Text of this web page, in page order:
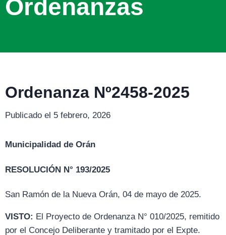
Ordenanzas
Ordenanza Nº2458-2025
Publicado el 5 febrero, 2026
Municipalidad de Orán
RESOLUCIÓN N° 193/2025
San Ramón de la Nueva Orán, 04 de mayo de 2025.
VISTO: El Proyecto de Ordenanza N° 010/2025, remitido
por el Concejo Deliberante y tramitado por el Expte.